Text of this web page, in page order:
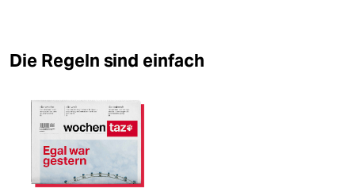
Die Regeln sind einfach